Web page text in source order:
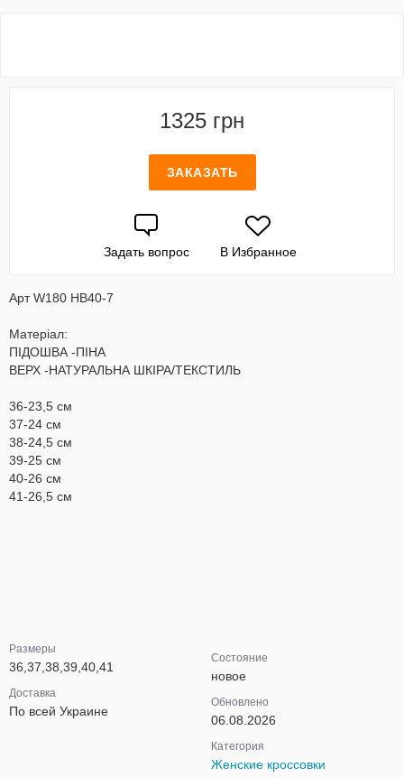
1325 грн
ЗАКАЗАТЬ
Задать вопрос В Избранное
Арт W180 HB40-7
Матеріал:
ПІДОШВА -ПІНА
ВЕРХ -НАТУРАЛЬНА ШКІРА/ТЕКСТИЛЬ
36-23,5 см
37-24 см
38-24,5 см
39-25 см
40-26 см
41-26,5 см
Размеры
36,37,38,39,40,41
Доставка
По всей Украине
Состояние
новое
Обновлено
06.08.2026
Категория
Женские кроссовки